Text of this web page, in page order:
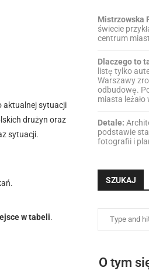
aktualnej sytuacji
drużyn oraz
sytuacji.
w tabeli.
Mistrzowska
świecie
centrum
Dlaczego to
listę tylko
Warszawy
odbudowę.
miasta leżało
Detale:
podstawie
fotografii i
SZUKAJ
O tym